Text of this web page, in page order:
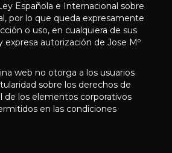
Española e Internacional sobre
por lo que queda expresamente
o uso, en cualquiera de sus
expresa autorización de Jose Mº
web no otorga a los usuarios
sobre los derechos de
de los elementos corporativos
en las condiciones